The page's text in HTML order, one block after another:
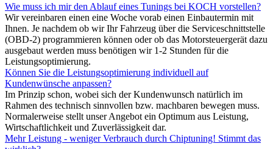
Wie muss ich mir den Ablauf eines Tunings bei KOCH vorstellen?
Wir vereinbaren einen eine Woche vorab einen Einbautermin mit
Ihnen. Je nachdem ob wir Ihr Fahrzeug über die Serviceschnittstelle
(OBD-2) programmieren können oder ob das Motorsteuergerät dazu
ausgebaut werden muss benötigen wir 1-2 Stunden für die
Leistungsoptimierung.
Können Sie die Leistungsoptimierung individuell auf
Kundenwünsche anpassen?
Im Prinzip schon, wobei sich der Kundenwunsch natürlich im
Rahmen des technisch sinnvollen bzw. machbaren bewegen muss.
Normalerweise stellt unser Angebot ein Optimum aus Leistung,
Wirtschaftlichkeit und Zuverlässigkeit dar.
Mehr Leistung - weniger Verbrauch durch Chiptuning! Stimmt das